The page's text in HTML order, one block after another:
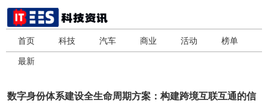
首页 科技 汽车 商业 活动 榜单
最新
数字身份体系建设全生命周期方案：构建跨境互联互通的信